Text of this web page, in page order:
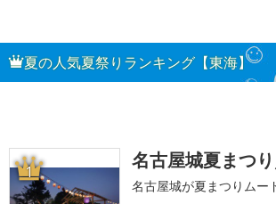
夏の人気夏祭りランキング【東海】
1 名古屋城夏まつ
名古屋城が夏まつりムー